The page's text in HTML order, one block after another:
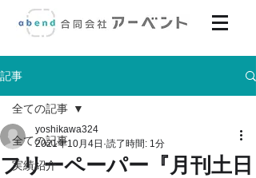
記事
全ての記事
実績紹介
全ての記事
フリーペーパー『月刊土日
yoshikawa324
2021年10月4日 読了時間: 1分